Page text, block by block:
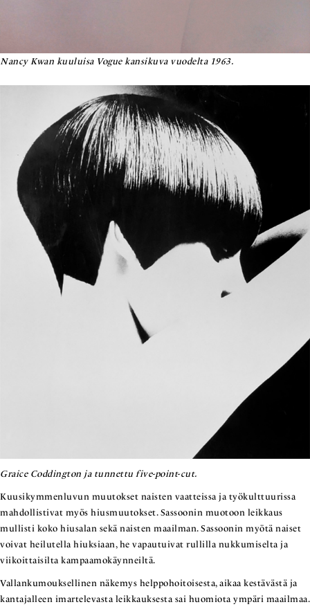
Nancy Kwan kuuluisa Vogue kansikuva vuodelta 1963.
Graice Coddington ja tunnettu five-point-cut.
Kuusikymmenluvun muutokset naisten vaatteissa ja työkulttuurissa
mahdollistivat myös hiusmuutokset. Sassoonin muotoon leikkaus
mullisti koko hiusalan sekä naisten maailman. Sassoonin myötä naiset
voivat heilutella hiuksiaan, he vapautuivat rullilla nukkumiselta ja
viikoittaisilta kampaamokäynneiltä.
Vallankumouksellinen näkemys helppohoitoisesta, aikaa kestävästä ja
kantajalleen imartelevasta leikkauksesta sai huomiota ympäri maailmaa.